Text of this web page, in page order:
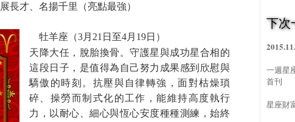
長才、名揚千里（亮點最強）
牡羊座（3月21日至4月19日）
天降大任，脫胎換骨。守護星與成功星合相的
這段日子，是值得為自己努力成果感到欣慰與
驕傲的時刻。抗壓與自律轉強，面對枯燥瑣
碎、操勞而制式化的工作，能維持高度執行
力，以耐心、細心與恆心安度種種測練，始終
下次
一週星
首刊
星座財